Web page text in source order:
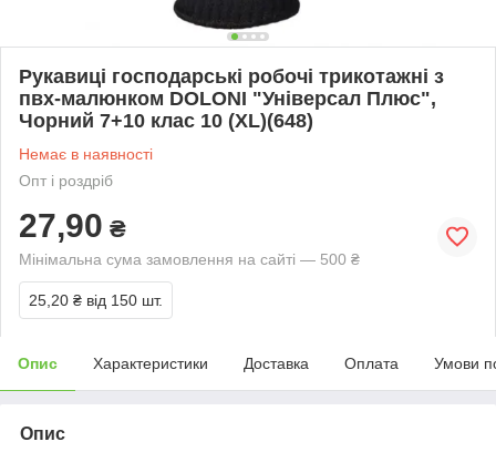
Рукавиці господарські робочі трикотажні з
пвх-малюнком DOLONI "Універсал Плюс",
Чорний 7+10 клас 10 (XL)(648)
Немає в наявності
Опт і роздріб
27,90 ₴
Мінімальна сума замовлення на сайті — 500 ₴
25,20 ₴ від 150 шт.
Опис Характеристики Доставка Оплата Умови
Опис